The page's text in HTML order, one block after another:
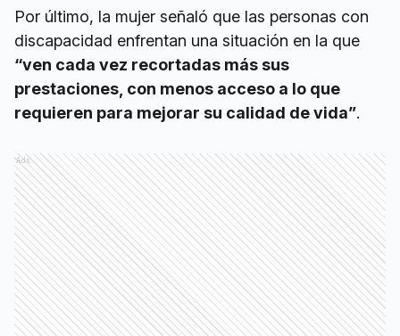
“ven cada vez recortadas más sus
prestaciones, con menos acceso a lo que
requieren para mejorar su calidad de vida”
Ads